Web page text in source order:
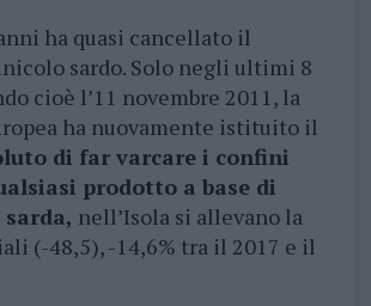
ha quasi cancellato il
sardo. Solo negli ultimi 8
cioè l’11 novembre 2011, la
ha nuovamente istituito il
di far varcare i confini
prodotto a base di
nell’Isola si allevano la
(-48,5), -14,6% tra il 2017 e il